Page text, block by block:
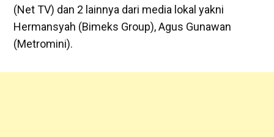
(Net TV) dan 2 lainnya dari media lokal yakni
Hermansyah (Bimeks Group), Agus Gunawan
(Metromini).